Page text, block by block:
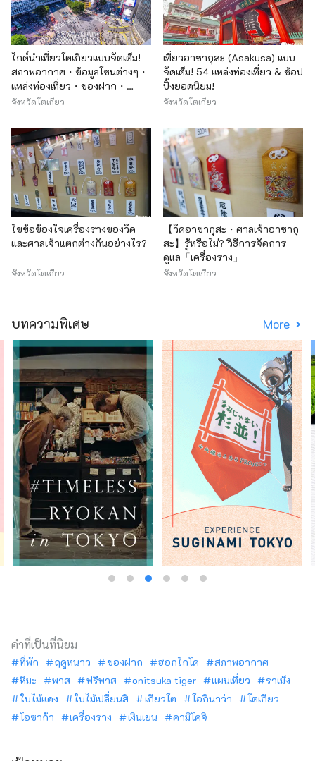
ไกด์นำเที่ยวโตเกียวแบบจัดเต็ม!
สภาพอากาศ・ข้อมูลโซนต่างๆ・
แหล่งท่องเที่ยว・ของฝาก・
โรงแรมที่พัก
จังหวัดโตเกียว
เที่ยวอาซากุสะ (Asakusa) แบบ
จัดเต็ม! 54 แหล่งท่องเที่ยว & ช้อป
ปิ้งยอดนิยม!
จังหวัดโตเกียว
ไขข้อข้องใจเครื่องรางของวัด
และศาลเจ้าแตกต่างกันอย่างไร?
จังหวัดโตเกียว
【วัดอาซากุสะ・ศาลเจ้าอาซากุ
สะ】รู้หรือไม่? วิธีการจัดการ
ดูแล「เครื่องราง」
จังหวัดโตเกียว
บทความพิเศษ More
คำที่เป็นที่นิยม
ที่พัก ฤดูหนาว ของฝาก ฮอกไกโด
สภาพอากาศ
หิมะ
พาส ฟรีพาส onitsuka tiger แผนเที่ยว
ราเม็ง
ใบไม้แดง
ใบไม้เปลี่ยนสี เกียวโต โอกินาว่า
โตเกียว
โอซาก้า
เครื่องราง เงินเยน คามิโคจิ